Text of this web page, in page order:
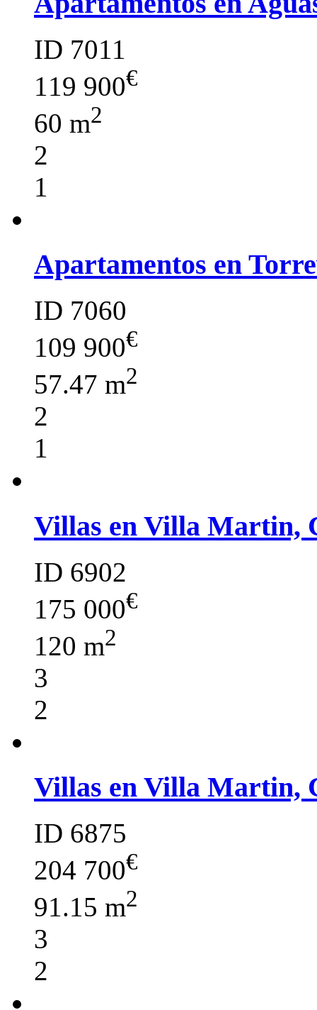
ID 7011
119 900€
60 m2
2
1
Apartamentos en
ID 7060
109 900€
57.47 m2
2
1
Villas en Villa Martin,
ID 6902
175 000€
120 m2
3
2
Villas en Villa Martin,
ID 6875
204 700€
91.15 m2
3
2